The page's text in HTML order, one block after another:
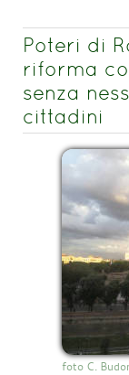
Poteri di
riforma
senza
cittadini
foto C.